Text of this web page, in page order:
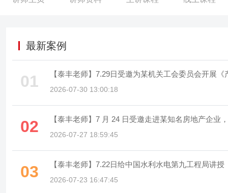
（24.5万㎡）的落地（涉及工程招标11亿，完成进度产值5亿）；
联网设计》并获批国家能源局首批示范项目； 3）建立新区交易
金融园区、国际文教园区及管委会本级政府采购交易活动110余场
亿政策性贷款的审批。
最新案例
01 【泰丰老师】7.29日受邀为某机关工会委员会开展
2026-07-30 13:00:18
02 【泰丰老师】7 月 24 日受邀走进某知名房地产企
2026-07-27 18:59:45
03 【泰丰老师】7.22日给中国水利水电第九工程局讲
2026-07-23 16:47:45